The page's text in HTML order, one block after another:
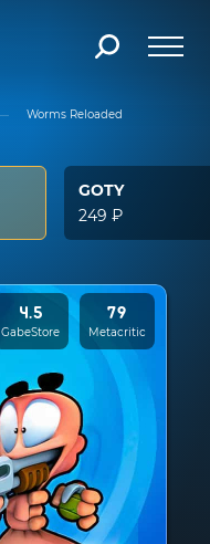
Worms Reloaded
GOTY
249 ₽
4.5
GabeStore
79
Metacritic